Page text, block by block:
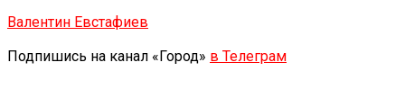
Валентин Евстафиев
Подпишись на канал «Город» в Телеграм